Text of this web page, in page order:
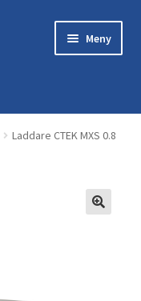
Meny
Laddare CTEK MXS 0.8